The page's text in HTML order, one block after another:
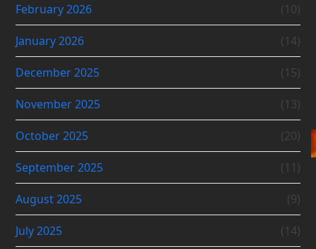
February 2026 (10)
January 2026 (14)
December 2025 (15)
November 2025 (13)
October 2025 (20)
September 2025 (11)
August 2025 (9)
July 2025 (14)